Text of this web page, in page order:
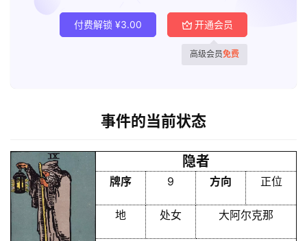
付费解锁 ¥3.00 开通会员
高级会员免费
事件的当前状态
隐者
牌序 9 方向 正位
地 处女 大阿尔克那